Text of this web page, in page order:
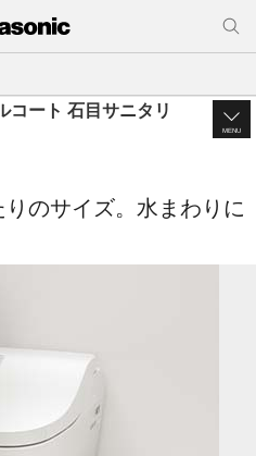
コート 石目サニタリ
MENU
のサイズ。水まわりに